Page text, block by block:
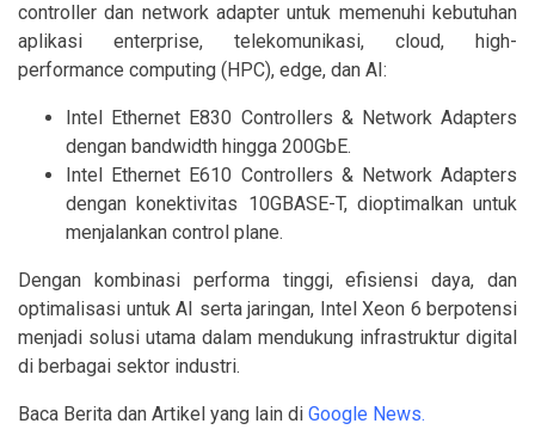
controller dan network adapter untuk memenuhi kebutuhan
aplikasi enterprise, telekomunikasi, cloud, high-
performance computing (HPC), edge, dan AI:
Intel Ethernet E830 Controllers & Network Adapters
dengan bandwidth hingga 200GbE.
Intel Ethernet E610 Controllers & Network Adapters
dengan konektivitas 10GBASE-T, dioptimalkan untuk
menjalankan control plane.
Dengan kombinasi performa tinggi, efisiensi daya, dan
optimalisasi untuk AI serta jaringan, Intel Xeon 6 berpotensi
menjadi solusi utama dalam mendukung infrastruktur digital
di berbagai sektor industri.
Baca Berita dan Artikel yang lain di Google News.